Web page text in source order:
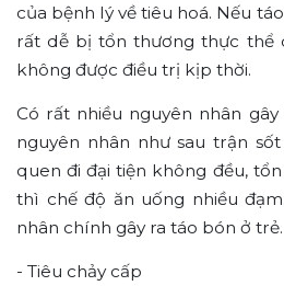
của bệnh lý về tiêu hoá. Nếu
rất dễ bị tổn thương thực thể
không được điều trị kịp thời.
Có rất nhiều nguyên nhân
nguyên nhân như sau trận
quen đi đại tiện không đều,
thì chế độ ăn uống nhiều
nhân chính gây ra táo bón ở trẻ.
- Tiêu chảy cấp